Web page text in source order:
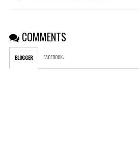
COMMENTS
BLOGGER FACEBOOK: